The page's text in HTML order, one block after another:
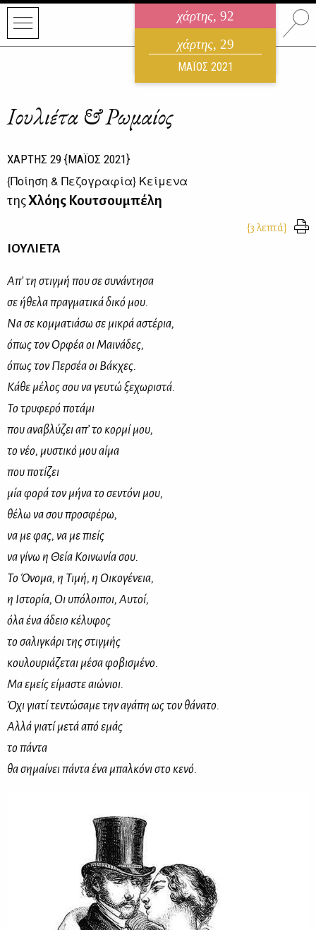
χάρτης, 92
ηλεκτρονικό περιοδικό
ΑΥΓΟΥΣΤΟΣ 2026
χάρτης, 29
ΜΑΪΟΣ 2021
Ιουλιέτα & Ρωμαίος
ΧΑΡΤΗΣ 29 {ΜΑΪΟΣ 2021}
{Ποίηση & Πεζογραφία} Κείμενα
τηςΧλόης Κουτσουμπέλη
{3 λεπτά}
ΙΟΥΛΙΕΤΑ
Απ’ τη στιγμή που σε συνάντησα
σε ήθελα πραγματικά δικό μου.
Να σε κομματιάσω σε μικρά αστέρια,
όπως τον Ορφέα οι Μαινάδες,
όπως τον Περσέα οι Βάκχες.
Κάθε μέλος σου να γευτώ ξεχωριστά.
Το τρυφερό ποτάμι
που αναβλύζει απ’ το κορμί μου,
το νέο, μυστικό μου αίμα
που ποτίζει
μία φορά τον μήνα το σεντόνι μου,
θέλω να σου προσφέρω,
να με φας, να με πιείς
να γίνω η Θεία Κοινωνία σου.
Το Όνομα, η Τιμή, η Οικογένεια,
η Ιστορία, Οι υπόλοιποι, Αυτοί,
όλα ένα άδειο κέλυφος
το σαλιγκάρι της στιγμής
κουλουριάζεται μέσα φοβισμένο.
Μα εμείς είμαστε αιώνιοι.
Όχι γιατί τεντώσαμε την αγάπη ως τον θάνατο.
Αλλά γιατί μετά από εμάς
το πάντα
θα σημαίνει πάντα ένα μπαλκόνι στο κενό.